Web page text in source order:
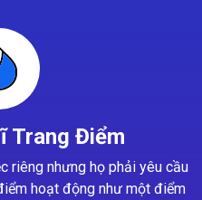
Trang Điểm
riêng nhưng họ phải yêu cầu
hoạt động như một điểm